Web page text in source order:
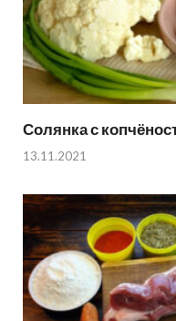
Солянка с
13.11.2021